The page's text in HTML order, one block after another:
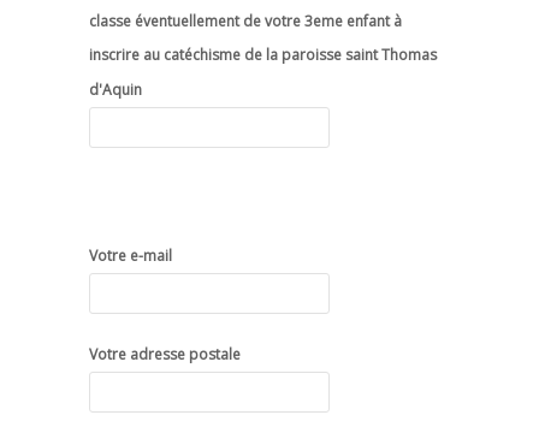
classe éventuellement de votre 3eme enfant à
inscrire au catéchisme de la paroisse saint Thomas
d'Aquin
Votre e-mail
Votre adresse postale